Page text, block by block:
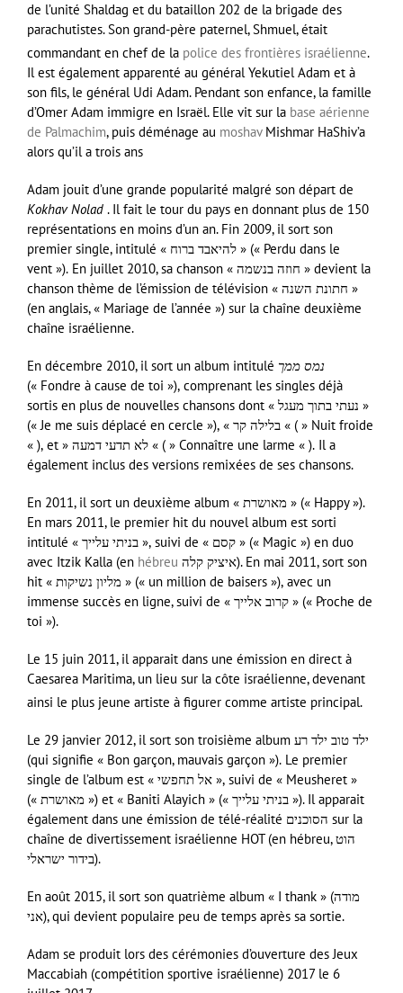
de l’unité Shaldag et du bataillon 202 de la brigade des
parachutistes. Son grand-père paternel, Shmuel, était
commandant en chef de la police des frontières israélienne.
Il est également apparenté au général Yekutiel Adam et à
son fils, le général Udi Adam. Pendant son enfance, la famille
d’Omer Adam immigre en Israël. Elle vit sur la base aérienne
de Palmachim, puis déménage au moshavMishmar HaShiv’a
alors qu’il a trois ans
Adam jouit d’une grande popularité malgré son départ de
Kokhav Nolad . Il fait le tour du pays en donnant plus de 150
représentations en moins d’un an. Fin 2009, il sort son
premier single, intitulé « להיאבד ברוח » (« Perdu dans le
vent »). En juillet 2010, sa chanson « חוזה בנשמה » devient la
chanson thème de l’émission de télévision « חתונת השנה »
(en anglais, « Mariage de l’année ») sur la chaîne deuxième
chaîne israélienne.
En décembre 2010, il sort un album intitulé נמס ממך
(« Fondre à cause de toi »), comprenant les singles déjà
sortis en plus de nouvelles chansons dont « נעתי בתוך מעגל »
(« Je me suis déplacé en cercle »), « בלילה קר « ( » Nuit froide
« ), et » לא תדעי דמעה « ( » Connaître une larme « ). Il a
également inclus des versions remixées de ses chansons.
En 2011, il sort un deuxième album « מאושרת » (« Happy »).
En mars 2011, le premier hit du nouvel album est sorti
intitulé « בניתי עלייך », suivi de « קסם » (« Magic ») en duo
avec Itzik Kalla (en hébreu
hit « מליון נשיקות » (« un million de baisers »), avec un
immense succès en ligne, suivi de « קרוב אלייך » (« Proche de
toi »).
Le 15 juin 2011, il apparait dans une émission en direct à
Caesarea Maritima, un lieu sur la côte israélienne, devenant
ainsi le plus jeune artiste à figurer comme artiste principal.
Le 29 janvier 2012, il sort son troisième album ילד טוב ילד רע
(qui signifie « Bon garçon, mauvais garçon »). Le premier
single de l’album est « אל תחפשי », suivi de « Meusheret »
(« מאושרת ») et « Baniti Alayich » (« בניתי עלייך »). Il apparait
également dans une émission de télé-réalité הסוכנים sur la
chaîne de divertissement israélienne HOT (en hébreu, הוט
בידור ישראלי).
En août 2015, il sort son quatrième album « I thank » (מודה
אני), qui devient populaire peu de temps après sa sortie.
Adam se produit lors des cérémonies d’ouverture des Jeux
Maccabiah (compétition sportive israélienne) 2017 le 6